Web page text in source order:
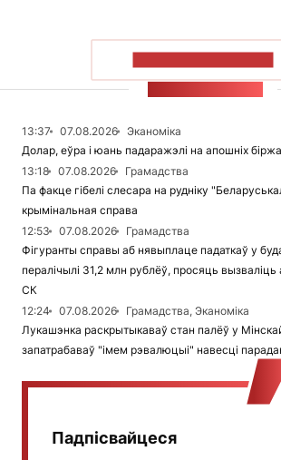
13:37 07.08.2026
Эканоміка
Долар, еўра і юань падаражэлі на апошніх
13:18
07.08.2026
Грамадства
Па факце гібелі слесара на рудніку
крымінальная справа
12:53
07.08.2026
Грамадства
Фігуранты справы аб нявыплаце падаткаў у
пералічылі 31,2 млн рублёў, просяць
СК
12:24
07.08.2026
Грамадства, Эканоміка
Лукашэнка раскрытыкаваў стан палёў у
запатрабаваў "імем рэвалюцыі" навесці
Падпісвайцеся